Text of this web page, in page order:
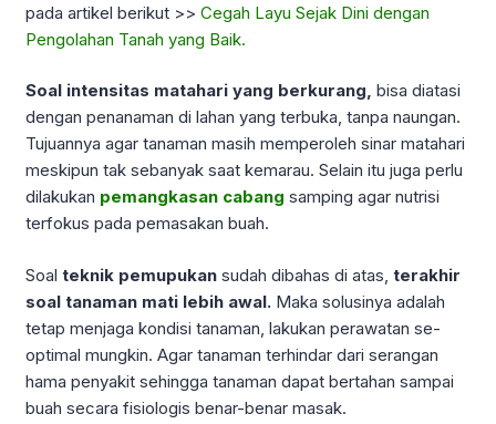
pada artikel berikut >> Cegah Layu Sejak Dini dengan
Pengolahan Tanah yang Baik.
Soal intensitas matahari yang berkurang, bisa diatasi
dengan penanaman di lahan yang terbuka, tanpa naungan.
Tujuannya agar tanaman masih memperoleh sinar matahari
meskipun tak sebanyak saat kemarau. Selain itu juga perlu
dilakukan pemangkasan cabang samping agar nutrisi
terfokus pada pemasakan buah.
Soal teknik pemupukan sudah dibahas di atas, terakhir
soal tanaman mati lebih awal. Maka solusinya adalah
tetap menjaga kondisi tanaman, lakukan perawatan se-
optimal mungkin. Agar tanaman terhindar dari serangan
hama penyakit sehingga tanaman dapat bertahan sampai
buah secara fisiologis benar-benar masak.